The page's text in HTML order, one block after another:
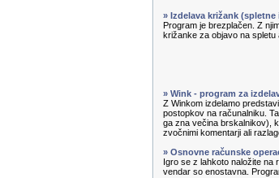
» Izdelava križank (spletne
Program je brezplačen. Z
križanke za objavo na spletu
» Wink - program za
Z Winkom izdelamo
postopkov na računalniku.
ga zna večina brskalnikov),
zvočnimi komentarji ali
» Osnovne računske
Igro se z lahkoto naložite na
vendar so enostavna.